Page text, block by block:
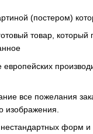
(постером)
товар, который
европейских
все пожелания
изображения.
форм